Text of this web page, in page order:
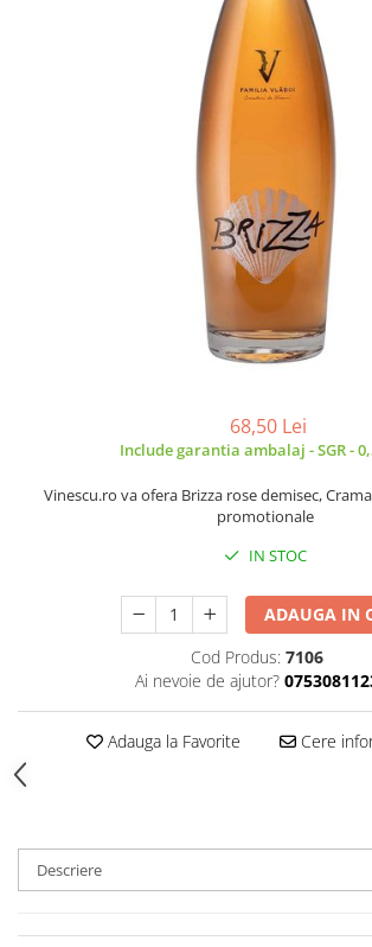
68,50 Lei
Include garantia ambalaj - SGR -
Vinescu.ro va ofera Brizza rose demisec,
promotionale
IN STOC
ADAUGA IN
Cod Produs: 7106
Ai nevoie de ajutor?
Adauga la Favorite Cere
Descriere